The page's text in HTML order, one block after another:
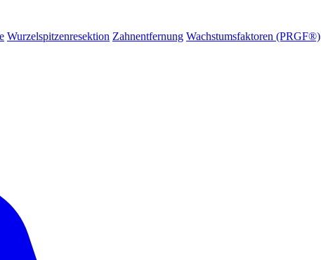
Wurzelspitzenresektion Zahnentfernung Wachstumsfaktoren (PRGF®)